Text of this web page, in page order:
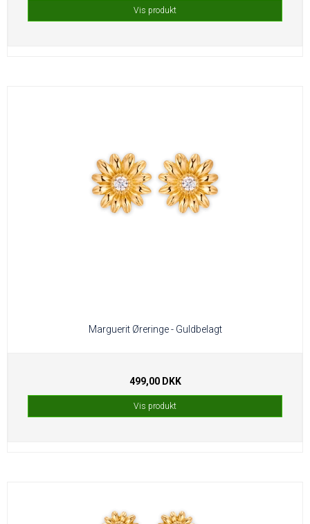
Vis produkt
Marguerit Øreringe - Guldbelagt
499,00 DKK
Vis produkt